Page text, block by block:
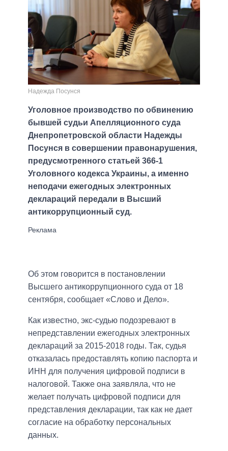
Надежда Посунся
Уголовное производство по обвинению
бывшей судьи Апелляционного суда
Днепропетровской области Надежды
Посунся в совершении правонарушения,
предусмотренного статьей 366-1
Уголовного кодекса Украины, а именно
неподачи ежегодных электронных
деклараций передали в Высший
антикоррупционный суд.
Об этом говорится в постановлении
Высшего антикоррупционного суда от 18
сентября, сообщает «Слово и Дело».
Как известно, экс-судью подозревают в
непредставлении ежегодных электронных
деклараций за 2015-2018 годы. Так, судья
отказалась предоставлять копию паспорта и
ИНН для получения цифровой подписи в
налоговой. Также она заявляла, что не
желает получать цифровой подписи для
представления декларации, так как не дает
согласие на обработку персональных
данных.